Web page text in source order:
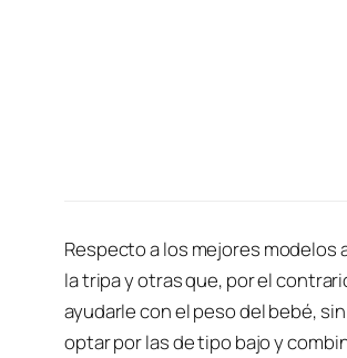
Respecto a los mejores modelos
la tripa y otras que, por el
ayudarle con el peso del bebé,
optar por las de tipo bajo y